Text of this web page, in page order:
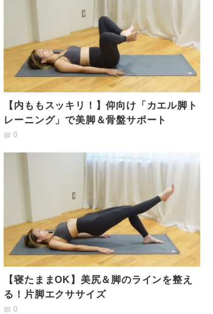
【内ももスッキリ！】仰向け「カエル脚ト
レーニング」で美脚＆骨盤サポート
0
【寝たままOK】美尻＆脚のラインを整え
る！片脚エクササイズ
0